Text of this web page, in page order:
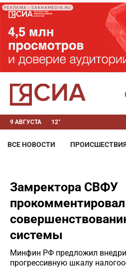
РЕКЛАМА • SAKHAMEDIA.RU
9 АВГУСТА 12°
ВСЕ НОВОСТИ
Замректора СВФУ
системы
Минфин РФ предложил
прогрессивную шкалу